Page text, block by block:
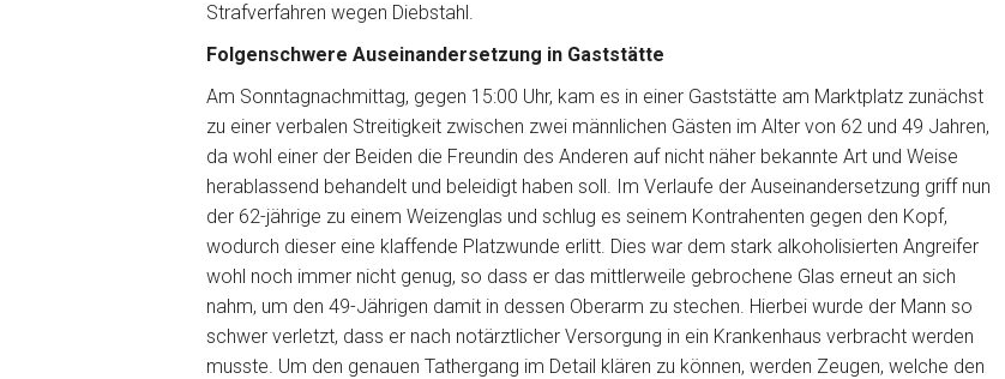
Strafverfahren wegen Diebstahl.
Folgenschwere Auseinandersetzung in Gaststätte
Am Sonntagnachmittag, gegen 15:00 Uhr, kam es in einer Gaststätte am Marktplatz zunächst
zu einer verbalen Streitigkeit zwischen zwei männlichen Gästen im Alter von 62 und 49 Jahren,
da wohl einer der Beiden die Freundin des Anderen auf nicht näher bekannte Art und Weise
herablassend behandelt und beleidigt haben soll. Im Verlaufe der Auseinandersetzung griff nun
der 62-jährige zu einem Weizenglas und schlug es seinem Kontrahenten gegen den Kopf,
wodurch dieser eine klaffende Platzwunde erlitt. Dies war dem stark alkoholisierten Angreifer
wohl noch immer nicht genug, so dass er das mittlerweile gebrochene Glas erneut an sich
nahm, um den 49-Jährigen damit in dessen Oberarm zu stechen. Hierbei wurde der Mann so
schwer verletzt, dass er nach notärztlicher Versorgung in ein Krankenhaus verbracht werden
musste. Um den genauen Tathergang im Detail klären zu können, werden Zeugen, welche den